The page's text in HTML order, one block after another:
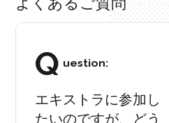
Q uestion:
エキストラに参加し
たいのですが、どう